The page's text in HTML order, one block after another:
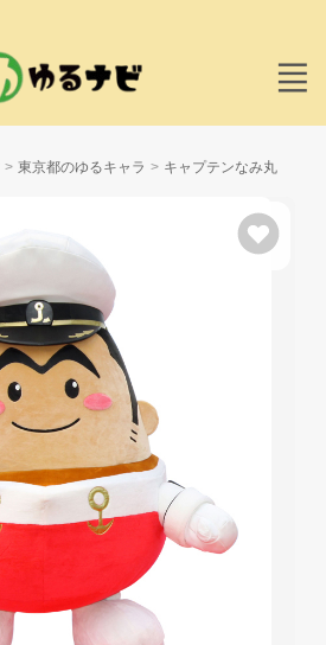
東京都のゆるキャラ キャプテンなみ丸